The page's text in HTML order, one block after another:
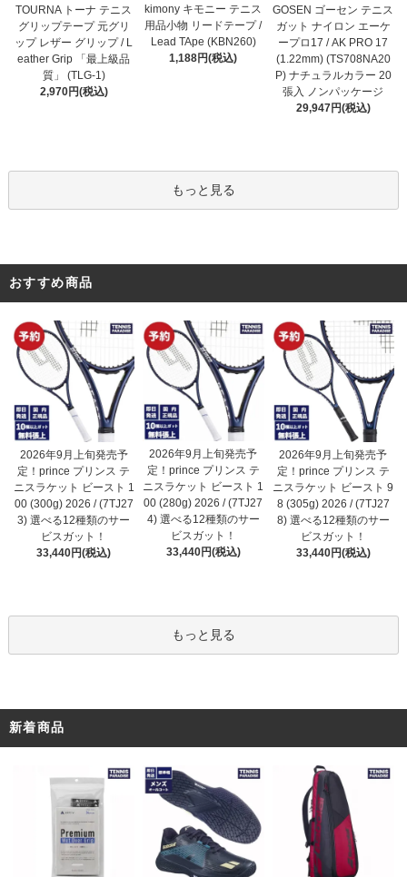
TOURNA トーナ テニス
グリップテープ 元グリ
ップ レザー グリップ / L
eather Grip 「最上級品
質」 (TLG-1)
2,970円(税込)
kimony キモニー テニス
用品小物 リードテープ /
Lead TApe (KBN260)
1,188円(税込)
GOSEN ゴーセン テニス
ガット ナイロン エーケ
ープロ17 / AK PRO 17
(1.22mm) (TS708NA20
P) ナチュラルカラー 20
張入 ノンパッケージ
29,947円(税込)
もっと見る
おすすめ商品
2026年9月上旬発売予
定！prince プリンス テ
ニスラケット ビースト 1
00 (300g) 2026 / (7TJ27
3) 選べる12種類のサー
ビスガット！
33,440円(税込)
2026年9月上旬発売予
定！prince プリンス テ
ニスラケット ビースト 1
00 (280g) 2026 / (7TJ27
4) 選べる12種類のサー
ビスガット！
33,440円(税込)
2026年9月上旬発売予
定！prince プリンス テ
ニスラケット ビースト 9
8 (305g) 2026 / (7TJ27
8) 選べる12種類のサー
ビスガット！
33,440円(税込)
もっと見る
新着商品